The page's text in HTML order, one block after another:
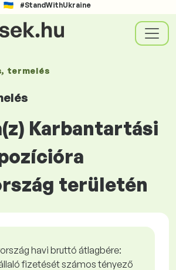
#StandWithUkraine
termelés
Karbantartási
területén
havi bruttó átlagbére:
fizetését számos tényező